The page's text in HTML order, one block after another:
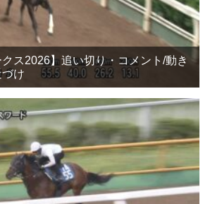
クス2026】追い切り・コメント/動き
け